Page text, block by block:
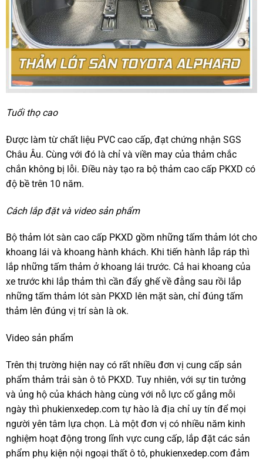
Tuổi thọ cao
Được làm từ chất liệu PVC cao cấp, đạt chứng nhận SGS
Châu Âu. Cùng với đó là chỉ và viền may của thảm chắc
chắn không bị lỗi. Điều này tạo ra bộ thảm cao cấp PKXD có
độ bề trên 10 năm.
Cách lắp đặt và video sản phẩm
Bộ thảm lót sàn cao cấp PKXD gồm những tấm thảm lót cho
khoang lái và khoang hành khách. Khi tiến hành lắp ráp thì
lắp những tấm thảm ở khoang lái trước. Cả hai khoang của
xe trước khi lắp thảm thì cần đẩy ghế về đằng sau rồi lắp
những tấm thảm lót sàn PKXD lên mặt sàn, chỉ đúng tấm
thảm lên đúng vị trí sàn là ok.
Video sản phẩm
Trên thị trường hiện nay có rất nhiều đơn vị cung cấp sản
phẩm thảm trải sàn ô tô PKXD. Tuy nhiên, với sự tin tưởng
và ủng hộ của khách hàng cùng với nỗ lực cố gắng mỗi
ngày thì phukienxedep.com tự hào là địa chỉ uy tín để mọi
người yên tâm lựa chọn. Là một đơn vị có nhiều năm kinh
nghiệm hoạt động trong lĩnh vực cung cấp, lắp đặt các sản
phẩm phụ kiện nội ngoại thất ô tô, phukienxedep.com đảm